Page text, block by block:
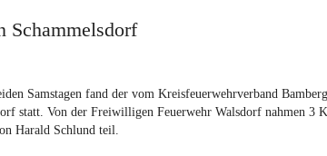
Schammelsdorf
Samstagen fand der vom Kreisfeuerwehrverband
statt. Von der Freiwilligen Feuerwehr Walsdorf nahmen 3
Harald Schlund teil.